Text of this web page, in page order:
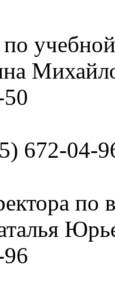
672-04-
по